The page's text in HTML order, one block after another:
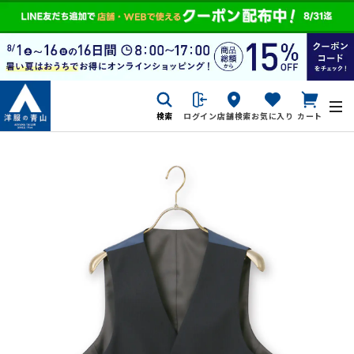
検索 ログイン店舗検索お気に入り カート